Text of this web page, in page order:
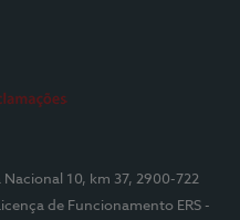
Nacional 10, km 37, 2900-722
de Funcionamento ERS -